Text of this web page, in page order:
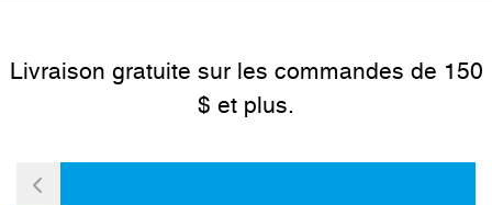
Livraison gratuite sur les commandes de 150
$ et plus.